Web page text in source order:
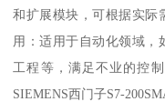
和扩展模块，可根据实际
用：适用于自动化领域，
工程等，满足不业的控
SIEMENS西门子S7-